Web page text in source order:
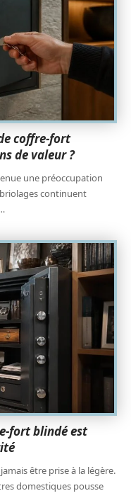
coffre-fort
de valeur ?
une préoccupation
continuent
fort blindé est
être prise à la légère.
domestiques pousse